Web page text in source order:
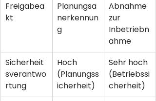
Freigabea
kt
Planungsa
nerkennun
g
Abnahme
zur
Inbetriebn
ahme
Sicherheit
sverantwo
rtung
Hoch
(Planungss
icherheit)
Sehr hoch
(Betriebssi
cherheit)